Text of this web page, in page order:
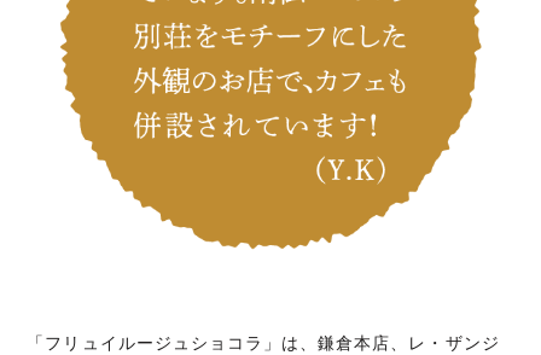
「フリュイルージュショコラ」は、鎌倉本店、レ・ザンジ